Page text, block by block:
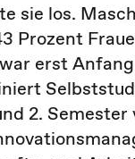
sie los.
Prozent
erst
2.